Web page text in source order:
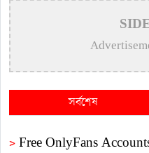
সর্বশেষ
> Free OnlyFans